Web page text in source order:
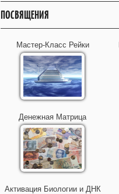
ПОСВЯЩЕНИЯ
Мастер-Класс Рейки
Денежная Матрица
Активация Биологии и ДНК